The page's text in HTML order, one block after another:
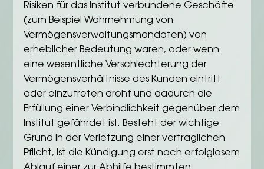
Risiken für das Institut verbundene Geschäfte
(zum Beispiel Wahrnehmung von
Vermögensverwaltungsmandaten) von
erheblicher Bedeutung waren, oder wenn
eine wesentliche Verschlechterung der
Vermögensverhältnisse des Kunden eintritt
oder einzutreten droht und dadurch die
Erfüllung einer Verbindlichkeit gegenüber dem
Institut gefährdet ist. Besteht der wichtige
Grund in der Verletzung einer vertraglichen
Pflicht, ist die Kündigung erst nach erfolglosem